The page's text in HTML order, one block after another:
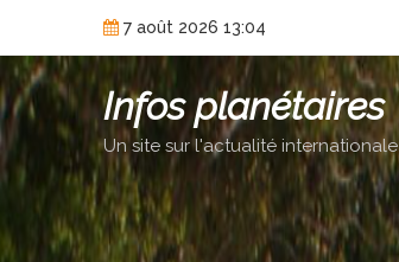
content
7 août 2026 13:04
Infos planétaires
Un site sur l'actualité internationale